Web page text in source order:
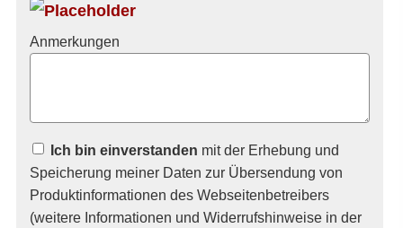
Anmerkungen
Ich bin einverstanden mit der Erhebung und
Speicherung meiner Daten zur Übersendung von
Produktinformationen des Webseitenbetreibers
(weitere Informationen und Widerrufshinweise in der